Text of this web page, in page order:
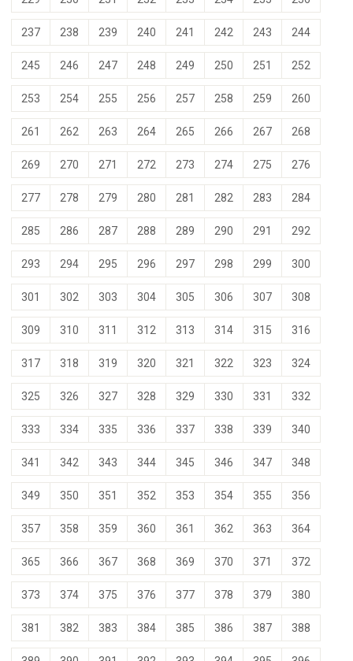
237 238 239 240 241 242 243 244
245 246 247 248 249 250 251 252
253 254 255 256 257 258 259 260
261 262 263 264 265 266 267 268
269 270 271 272 273 274 275 276
277 278 279 280 281 282 283 284
285 286 287 288 289 290 291 292
293 294 295 296 297 298 299 300
301 302 303 304 305 306 307 308
309 310 311 312 313 314 315 316
317 318 319 320 321 322 323 324
325 326 327 328 329 330 331 332
333 334 335 336 337 338 339 340
341 342 343 344 345 346 347 348
349 350 351 352 353 354 355 356
357 358 359 360 361 362 363 364
365 366 367 368 369 370 371 372
373 374 375 376 377 378 379 380
381 382 383 384 385 386 387 388